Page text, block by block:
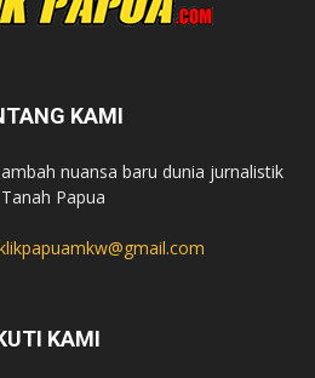
KAMI
nuansa baru dunia jurnalistik
Papua
KAMI